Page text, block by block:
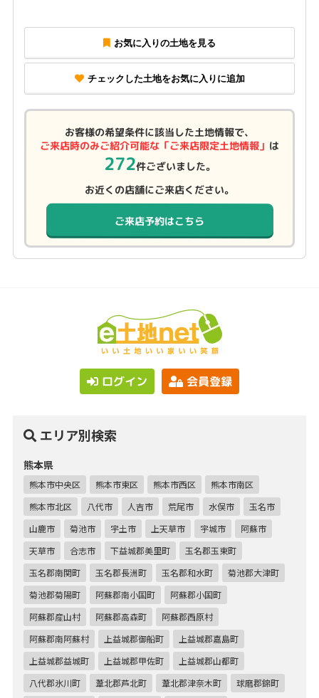
お気に入りの土地を見る
チェックした土地をお気に入りに追加
お客様の希望条件に該当した土地情報で、
ご来店時のみご紹介可能な「ご来店限定土地情報」 は
272件ございました。
お近くの店舗にご来店ください。
ご来店予約はこちら
ログイン 会員登録
エリア別検索
熊本県
熊本市中央区 熊本市東区 熊本市西区
熊本市南区
熊本市北区
八代市 人吉市 荒尾市 水俣市
玉名市
山鹿市
菊池市 宇土市 上天草市 宇城市
阿蘇市
天草市
合志市 下益城郡美里町
玉名郡玉東町
玉名郡南関町
玉名郡長洲町 玉名郡和水町
菊池郡大津町
菊池郡菊陽町
阿蘇郡南小国町
阿蘇郡小国町
阿蘇郡産山村
阿蘇郡高森町
阿蘇郡西原村
阿蘇郡南阿蘇村
上益城郡御船町
上益城郡嘉島町
上益城郡益城町
上益城郡甲佐町
上益城郡山都町
八代郡氷川町
葦北郡芦北町 葦北郡津奈木町 球磨郡錦町